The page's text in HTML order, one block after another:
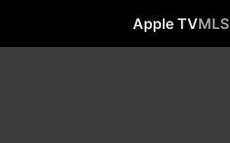
Apple TVMLS